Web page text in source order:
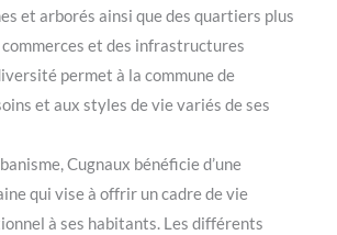
et arborés ainsi que des quartiers plus
commerces et des infrastructures
permet à la commune de
et aux styles de vie variés de ses
Cugnaux bénéficie d’une
qui vise à offrir un cadre de vie
à ses habitants. Les différents